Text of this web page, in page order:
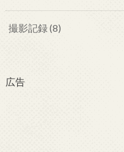
撮影記録(8)
広告